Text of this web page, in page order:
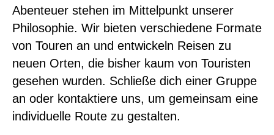
Abenteuer stehen im Mittelpunkt unserer
Philosophie. Wir bieten verschiedene Formate
von Touren an und entwickeln Reisen zu
neuen Orten, die bisher kaum von Touristen
gesehen wurden. Schließe dich einer Gruppe
an oder kontaktiere uns, um gemeinsam eine
individuelle Route zu gestalten.